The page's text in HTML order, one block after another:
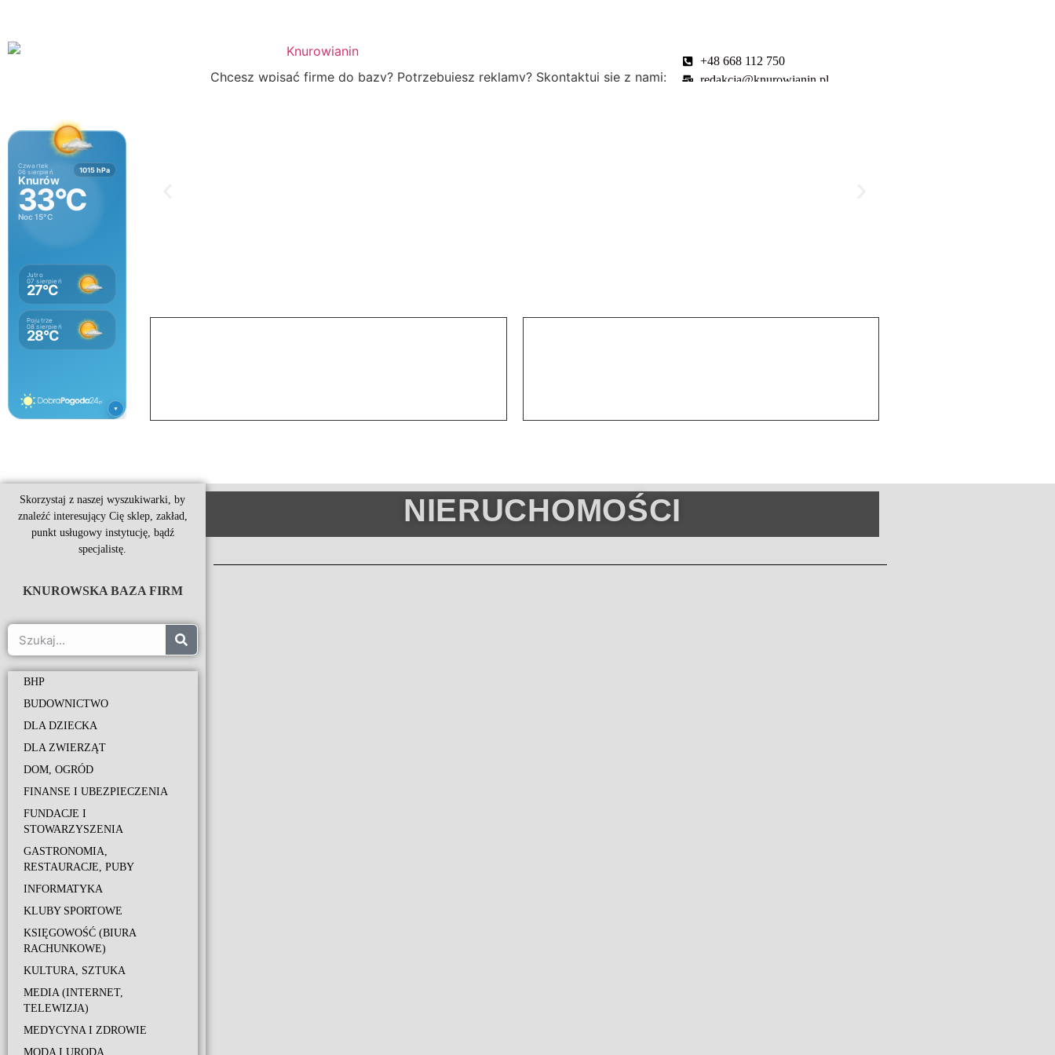
Chcesz wpisać firmę do bazy? Potrzebujesz reklamy? Skontaktuj się z nami:
+48 668 112 750
redakcja@knurowianin.pl
Skorzystaj z naszej wyszukiwarki, by
znaleźć interesujący Cię sklep, zakład,
punkt usługowy instytucję, bądź
specjalistę.
KNUROWSKA BAZA FIRM
BHP
BUDOWNICTWO
DLA DZIECKA
DLA ZWIERZĄT
DOM, OGRÓD
FINANSE I UBEZPIECZENIA
FUNDACJE I
STOWARZYSZENIA
GASTRONOMIA,
RESTAURACJE, PUBY
INFORMATYKA
KLUBY SPORTOWE
KSIĘGOWOŚĆ (BIURA
RACHUNKOWE)
KULTURA, SZTUKA
MEDIA (INTERNET,
TELEWIZJA)
MEDYCYNA I ZDROWIE
MODA I URODA
NIERUCHOMOŚCI